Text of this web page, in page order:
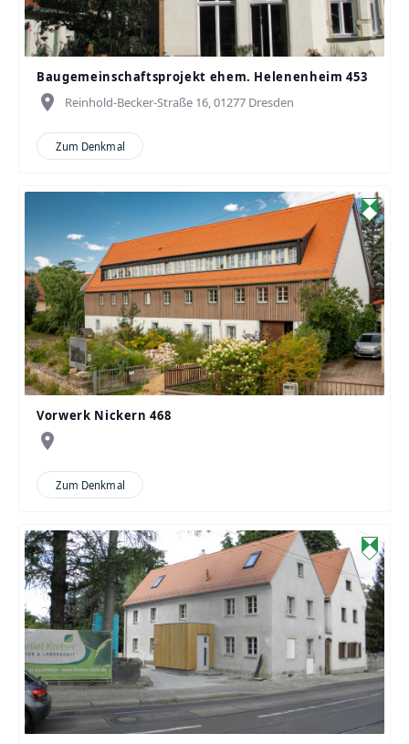
Baugemeinschaftsprojekt ehem. Helenenheim 453
place Reinhold-Becker-Straße 16, 01277 Dresden
Zum Denkmal
Vorwerk Nickern 468
place
Zum Denkmal